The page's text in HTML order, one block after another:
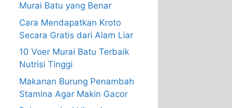
Murai Batu yang Benar
Cara Mendapatkan Kroto
Secara Gratis dari Alam Liar
10 Voer Murai Batu Terbaik
Nutrisi Tinggi
Makanan Burung Penambah
Stamina Agar Makin Gacor